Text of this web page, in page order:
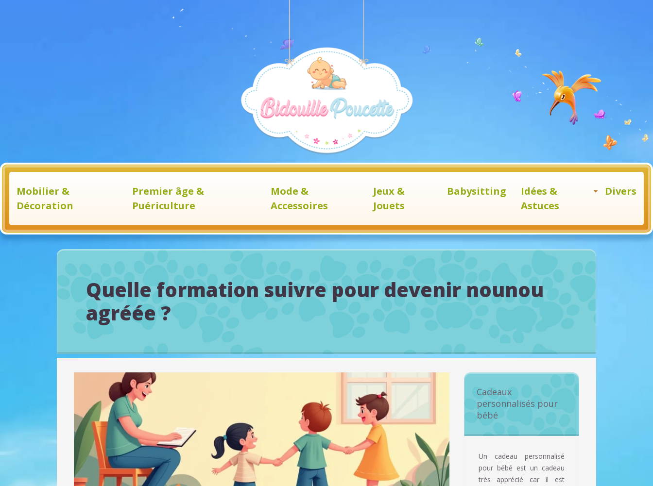
Mobilier &
Décoration
Premier âge &
Puériculture
Mode &
Accessoires
Jeux &
Jouets
Babysitting
Idées &
Astuces
Divers
Quelle formation suivre pour devenir nounou
agréée ?
Cadeaux
personnalisés pour
bébé
Un cadeau personnalisé
pour bébé est un cadeau
très apprécié car il est